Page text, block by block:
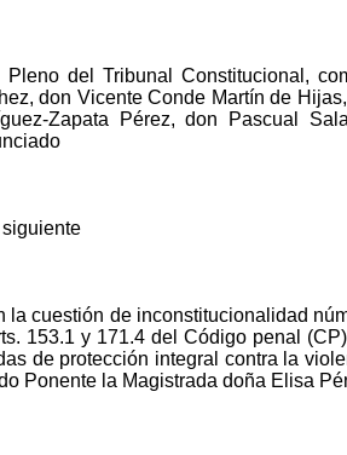
Pleno del Tribunal Constitucional,
don Vicente Conde Martín de
Zapata Pérez, don Pascual
siguiente
la cuestión de inconstitucionalidad
153.1 y 171.4 del Código penal
de protección integral contra la
Ponente la Magistrada doña Elisa